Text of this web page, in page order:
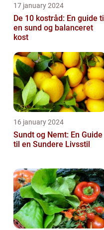
17 january 2024
De 10 kostråd: En guide til
en sund og balanceret
kost
16 january 2024
Sundt og Nemt: En Guide
til en Sundere Livsstil